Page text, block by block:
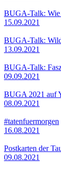
BUGA-Talk: Wie
15.09.2021
BUGA-Talk:
13.09.2021
BUGA-Talk:
09.09.2021
BUGA 2021 auf
08.09.2021
#tatenfuermorgen
16.08.2021
Postkarten der
09.08.2021